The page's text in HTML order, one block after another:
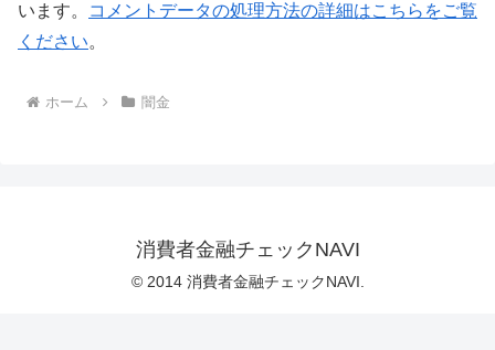
います。
コメントデータの処理方法の詳細はこちらをご覧
ください。
ホーム 闇金
消費者金融チェックNAVI
© 2014 消費者金融チェックNAVI.